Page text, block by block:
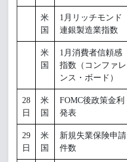
米
国
1月リッチモンド
連銀製造業指数
米
国
1月消費者信頼感
指数（コンファレ
ンス・ボード）
28
日
米
国
FOMC後政策金利
発表
29
日
米
国
新規失業保険申請
件数